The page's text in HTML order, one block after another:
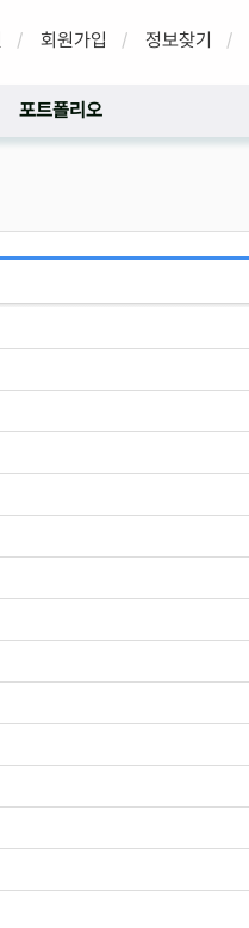
회원가입 정보찾기
포트폴리오